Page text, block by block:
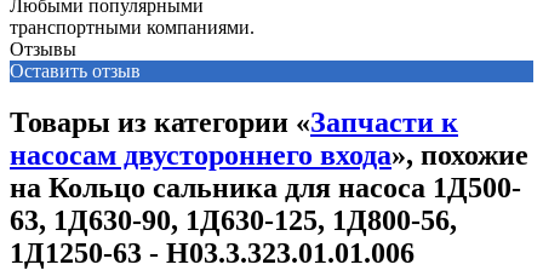
Любыми популярными
транспортными компаниями.
Отзывы
Оставить отзыв
Товары из категории «Запчасти к
насосам двустороннего входа», похожие
на Кольцо сальника для насоса 1Д500-
63, 1Д630-90, 1Д630-125, 1Д800-56,
1Д1250-63 - Н03.3.323.01.01.006